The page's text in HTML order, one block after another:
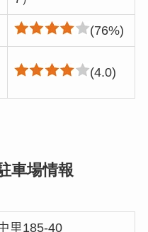
(76%)
(4.0)
車場情報
里185-40